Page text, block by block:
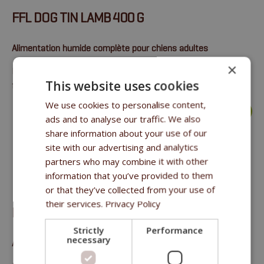
FFL DOG TIN LAMB 400 G
Alimentation humide complète pour chiens adultes
Protéines 16%, matières grasses 11%, cendres brutes 2.5%,
fibres brutes 0.5%, humidité 70%.
FFL DOG TIN CHICKEN 400 G
Alimentation humide complète pour chiens adultes
×
This website uses cookies
We use cookies to personalise content,
ads and to analyse our traffic. We also
share information about your use of our
site with our advertising and analytics
partners who may combine it with other
information that you’ve provided to them
or that they’ve collected from your use of
their services. Privacy Policy
Strictly
necessary
Performance